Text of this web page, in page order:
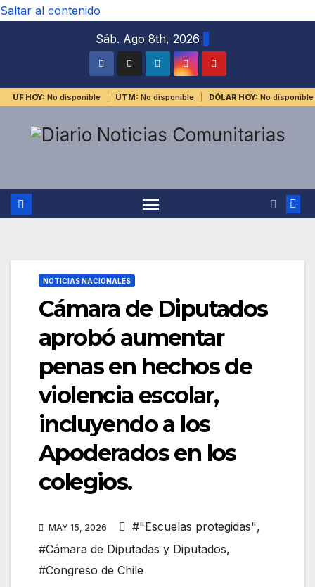
Saltar al contenido
Sáb. Ago 8th, 2026
UF HOY: No disponible UTM: No disponible DÓLAR HOY: No disponible
NOTICIAS NACIONALES
Cámara de Diputados
aprobó aumentar
penas en hechos de
violencia escolar,
incluyendo a los
Apoderados en los
colegios.
MAY 15, 2026 #"Escuelas protegidas",
#Cámara de Diputadas y Diputados,
#Congreso de Chile